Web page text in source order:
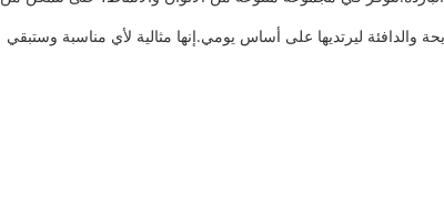
ليرتديها على أساس يومي.إنها مثالية لأي مناسبة وستبقي